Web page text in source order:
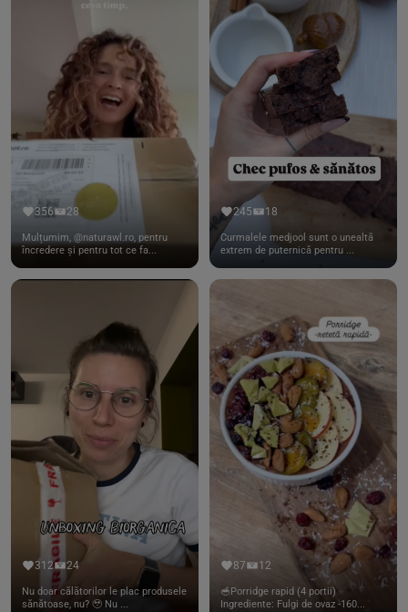
356 28
Mulțumim, @naturawl.ro, pentru
încredere și pentru tot ce fa...
245 18
Curmalele medjool sunt o unealtă
extrem de puternică pentru ...
312 24
Nu doar călătorilor le plac produsele
sănătoase, nu? 🥹 Nu ...
87 12
🥣Porridge rapid (4 portii)
Ingrediente: Fulgi de ovaz -160...